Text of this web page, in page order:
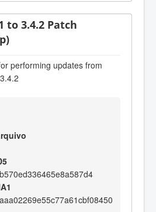
to 3.4.2 Patch
performing updates from